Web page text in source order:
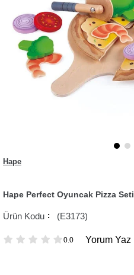
Hape
Hape Perfect Oyuncak Pizza Seti
(E3173)
0.0 Yorum Yaz